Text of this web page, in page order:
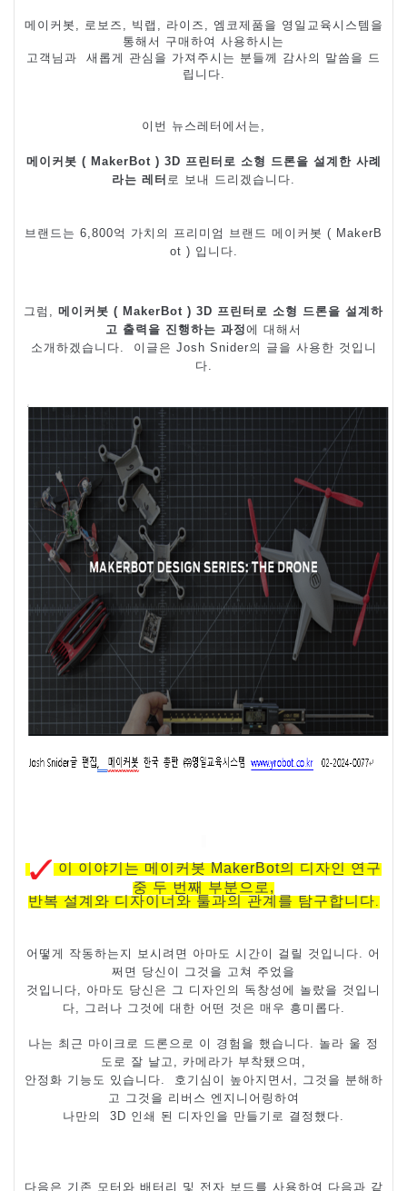
메이커봇 , 로보즈 , 빅랩 , 라이즈 , 엠코제품을 영일교육시스템을
통해서 구매하여 사용하시는
고객님과
새롭게 관심을 가져주시는 분들께 감사의 말씀을 드
립니다.
이번 뉴스레터에서는 ,
메이커봇 ( MakerBot ) 3D 프린터로 소형 드론을 설계한 사례
라는 레터 로 보내 드리겠습니다.
브랜드는 6,800억 가치의 프리미엄 브랜드 메이커봇 ( MakerB
ot ) 입니다.
그럼 , 메이커봇 ( MakerBot ) 3D 프린터로 소형 드론을 설계하
고 출력을 진행하는 과정에 대해서
소개하겠습니다. 이글은 Josh Snider의 글을 사용한 것입니
다.
이 이야기는 메이커봇MakerBot의 디자인 연구
중 두 번째 부분으로,
반복 설계와 디자이너와 툴과의 관계를 탐구합니다.
어떻게 작동하는지 보시려면 아마도 시간이 걸릴 것입니다. 어
쩌면 당신이 그것을 고쳐 주었을
것입니다, 아마도 당신은 그 디자인의 독창성에 놀랐을 것입니
다, 그러나 그것에 대한 어떤 것은 매우 흥미롭다.
나는 최근 마이크로 드론으로 이 경험을 했습니다. 놀라 울 정
도로 잘 날고 , 카메라가 부착됐으며 ,
안정화 기능도 있습니다. 호기심이 높아지면서 , 그것을 분해하
고 그것을 리버스 엔지니어링하여
나만의
3D 인쇄 된 디자인을 만들기로 결정했다.
다음은 기존 모터와 배터리 및 전자 보드를 사용하여 다음과 같